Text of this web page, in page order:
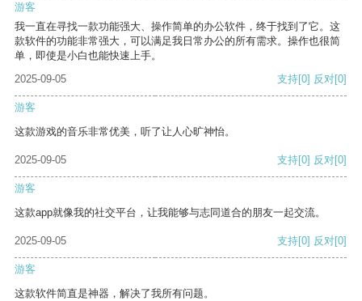
游客
我一直在寻找一款功能强大、操作简单的办公软件，终于找到了它。这
款软件的功能非常强大，可以满足我日常办公的所有需求。操作也很简
单，即使是小白也能快速上手。
2025-09-05
支持[0] 反对[0]
游客
这款游戏的音乐非常优美，听了让人心旷神怡。
2025-09-05 支持[0] 反对[0]
游客
这款app就像我的社交平台，让我能够与志同道合的朋友一起交流。
2025-09-05 支持[0] 反对[0]
游客
这款软件简直是神器，解决了我所有问题。